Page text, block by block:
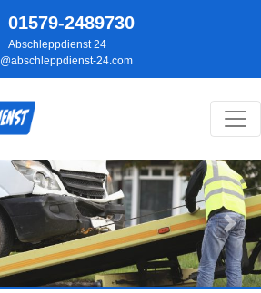
01579-2489730
Abschleppdienst 24
24.com